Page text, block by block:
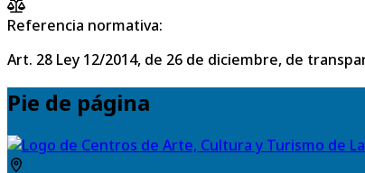
Referencia normativa:
Art. 28 Ley 12/2014, de 26 de diciembre, de
Pie de página